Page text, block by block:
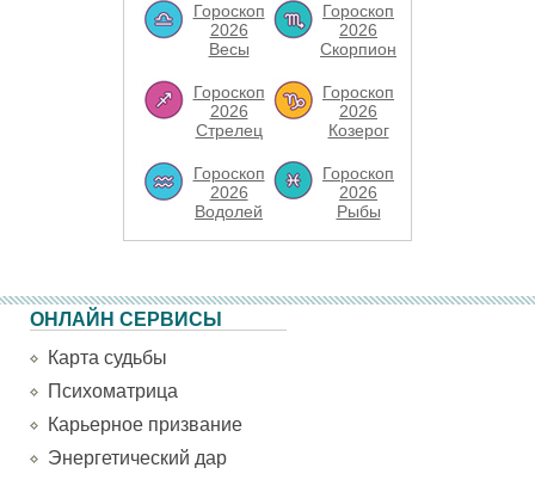
Гороскоп
2026
Весы
Гороскоп
2026
Скорпион
Гороскоп
2026
Стрелец
Гороскоп
2026
Козерог
Гороскоп
2026
Водолей
Гороскоп
2026
Рыбы
ОНЛАЙН СЕРВИСЫ
Карта судьбы
Психоматрица
Карьерное призвание
Энергетический дар